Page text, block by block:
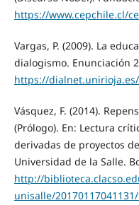
https://www.cepchile.cl/
Vargas, P. (2009). La
dialogismo. Enunciación
https://
Vásquez, F. (2014).
(Prólogo). En: Lectura
derivadas de proyectos
Universidad de la Salle.
http://
unisalle/